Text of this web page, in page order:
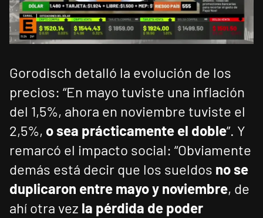
Gorodisch detalló la evolución de los
precios: “En mayo tuviste una inflación
del 1,5%, ahora en noviembre tuviste el
2,5%, o sea prácticamente el doble”. Y
remarcó el impacto social: “Obviamente
demás está decir que los sueldos no se
duplicaron entre mayo y noviembre, de
ahí otra vez la pérdida de poder